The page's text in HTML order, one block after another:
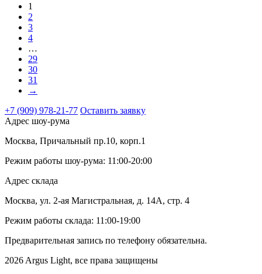
1
2
3
4
…
29
30
31
→
+7 (909) 978-21-77 Оставить заявку
Адрес шоу-рума
Москва, Причальный пр.10, корп.1
Режим работы шоу-рума: 11:00-20:00
Адрес склада
Москва, ул. 2-ая Магистральная, д. 14А, стр. 4
Режим работы склада: 11:00-19:00
Предварительная запись по телефону обязательна.
2026 Argus Light, все права защищены